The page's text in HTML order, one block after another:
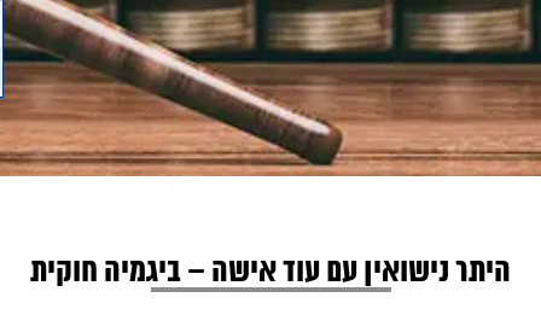
היתר נישואין עם עוד אישה – ביגמיה חוקית